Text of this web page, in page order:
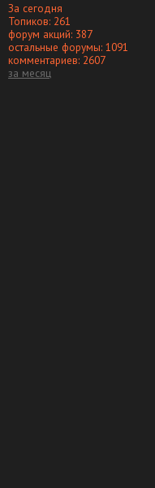
За сегодня
Топиков: 261
форум акций: 387
остальные форумы: 1091
комментариев: 2607
за месяц